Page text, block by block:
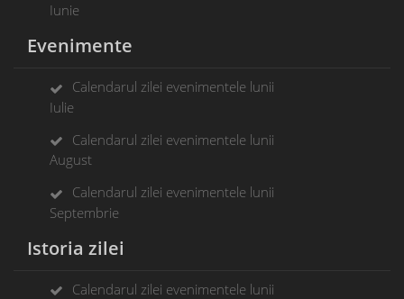
Iunie
Evenimente
Calendarul zilei evenimentele lunii
Iulie
Calendarul zilei evenimentele lunii
August
Calendarul zilei evenimentele lunii
Septembrie
Istoria zilei
Calendarul zilei evenimentele lunii